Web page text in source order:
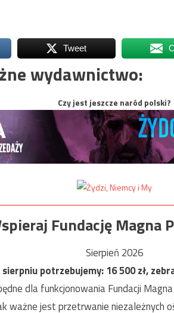
Tweet
wydawnictwo:
Czy jest jeszcze naród polski?
Fundację Magna
Sierpień 2026
potrzebujemy:16 500zł,
dla funkcjonowania Fundacji
ważne jest przetrwanie niezależnych